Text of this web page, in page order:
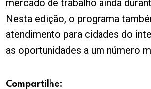
mercado de trabalho ainda
Nesta edição, o programa
atendimento para cidades do
as oportunidades a um número
Compartilhe: